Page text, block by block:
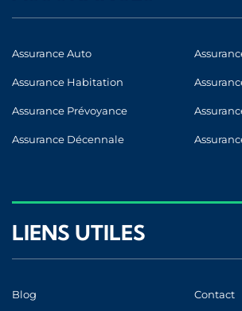
Assurance Auto
Assurance Habitation
Assurance Prévoyance
Assurance Décennale
LIENS UTILES
Blog Contact